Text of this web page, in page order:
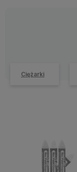
Ciężarki